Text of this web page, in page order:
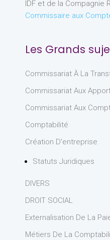
IDF et de la Compagnie
Commissaire aux
Les Grands
Commissariat À La
Commissariat Aux
Commissariat Aux
Comptabilité
Création D'entreprise
Statuts Juridiques
DIVERS
DROIT SOCIAL
Externalisation De La
Métiers De La